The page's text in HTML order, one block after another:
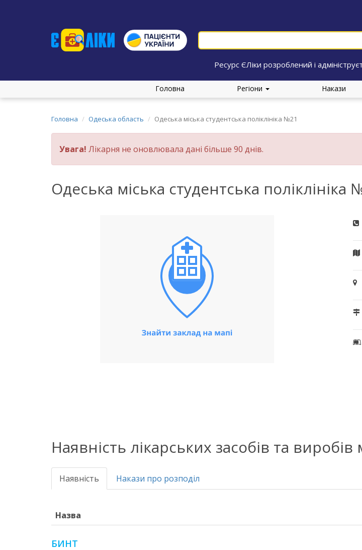
Ресурс ЄЛіки розроблений і
Головна Регіони Накази
Головна Одеська область Одеська міська студентська поліклініка №21
Увага! Лікарня не оновлювала дані більше 90 днів.
Одеська міська студентська поліклініка
Наявність лікарських засобів та
Наявність Накази про розподіл
Назва
БИНТ